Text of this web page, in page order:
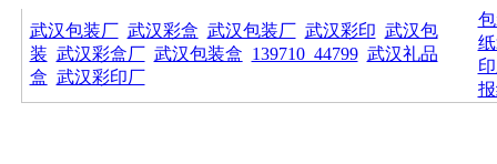
武汉包装厂 武汉彩盒 武汉包装厂 武汉彩印 武汉包
装 武汉彩盒厂 武汉包装盒 139710_44799 武汉礼品
盒 武汉彩印厂